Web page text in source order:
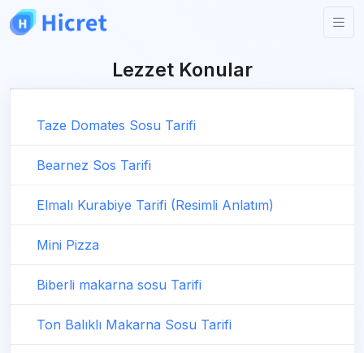
Lezzet Konular
Taze Domates Sosu Tarifi
Bearnez Sos Tarifi
Elmalı Kurabiye Tarifi (Resimli Anlatım)
Mini Pizza
Biberli makarna sosu Tarifi
Ton Balıklı Makarna Sosu Tarifi